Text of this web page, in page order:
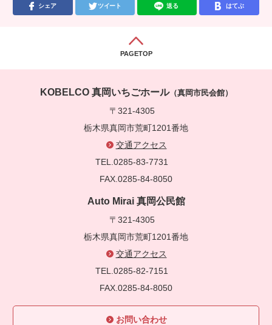
シェア ツイート 送る はてぶ
PAGETOP
KOBELCO 真岡いちごホール（真岡市民会館）
〒321-4305
栃木県真岡市荒町1201番地
交通アクセス
TEL.0285-83-7731
FAX.0285-84-8050
Auto Mirai 真岡公民館
〒321-4305
栃木県真岡市荒町1201番地
交通アクセス
TEL.0285-82-7151
FAX.0285-84-8050
お問い合わせ